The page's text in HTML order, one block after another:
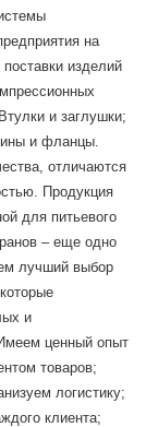
на
изделий
и заглушки;
и фланцы.
отличаются
Продукция
для питьевого
– еще одно
лучший выбор
и
ценный опыт
товаров;
логистику;
клиента;